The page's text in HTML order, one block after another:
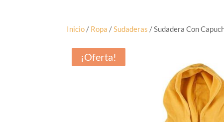
Inicio / Ropa /Sudaderas / Sudadera Con
¡Oferta!